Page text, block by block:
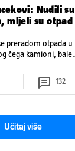
Nudili su
mljeli su otpad
preradom otpada u
čega kamioni, bale
132
Učitaj više